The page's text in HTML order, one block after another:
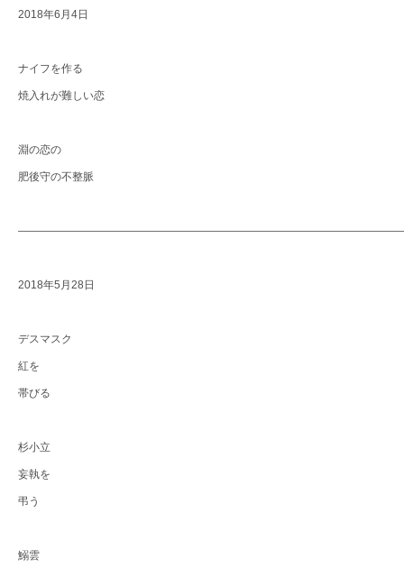
2018年6月4日
ナイフを作る
焼入れが難しい恋
淵の恋の
肥後守の不整脈
2018年5月28日
デスマスク
紅を
帯びる
杉小立
妄執を
弔う
鰯雲